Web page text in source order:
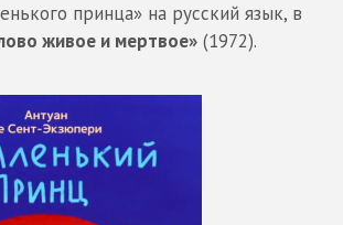
принца» на русский язык, в
живое и мертвое» (1972).